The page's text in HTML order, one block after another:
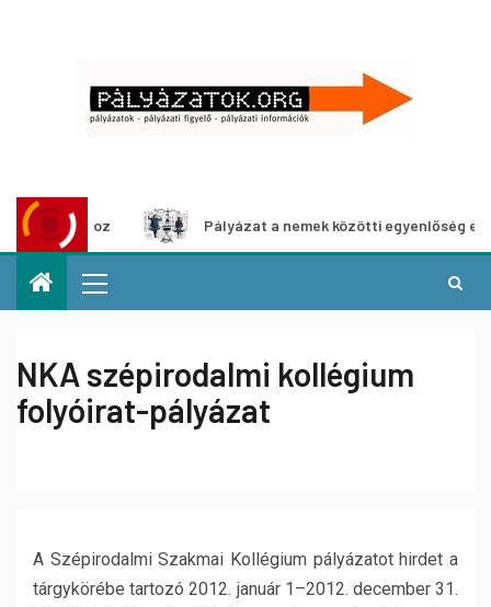
Pályázat a nemek közötti egyenlőség európai
NKA szépirodalmi kollégium
folyóirat-pályázat
A Szépirodalmi Szakmai Kollégium pályázatot hirdet a
tárgykörébe tartozó 2012. január 1–2012. december 31.